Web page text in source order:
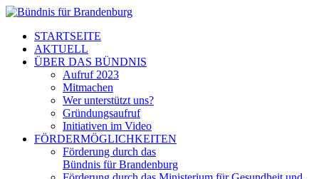
STARTSEITE
AKTUELL
ÜBER DAS BÜNDNIS
Aufruf 2023
Mitmachen
Wer unterstützt uns?
Gründungsaufruf
Initiativen im Video
FÖRDERMÖGLICHKEITEN
Förderung durch das
Bündnis für Brandenburg